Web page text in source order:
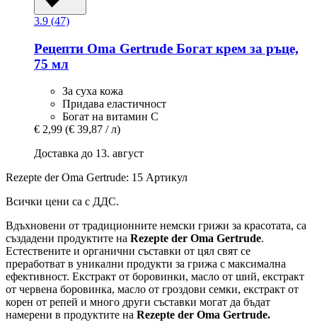
3.9 (47)
Рецепти Oma Gertrude Богат крем за ръце,
75 мл
За суха кожа
Придава еластичност
Богат на витамин С
€ 2,99 (€ 39,87 / л)
Доставка до 13. август
Rezepte der Oma Gertrude: 15 Артикул
Всички цени са с ДДС.
Вдъхновени от традиционните немски грижи за красотата, са
създадени продуктите на Rezepte der Oma Gertrude.
Естествените и органични съставки от цял свят се
преработват в уникални продукти за грижа с максимална
ефективност. Екстракт от боровинки, масло от ший, екстракт
от червена боровинка, масло от гроздови семки, екстракт от
корен от репей и много други съставки могат да бъдат
намерени в продуктите на Rezepte der Oma Gertrude.